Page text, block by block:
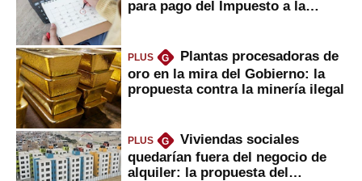
para pago del Impuesto a la
PLUS G
Plantas procesadoras de
oro en la mira del Gobierno: la
propuesta contra la minería ilegal
PLUS G
Viviendas sociales
quedarían fuera del negocio de
alquiler: la propuesta del